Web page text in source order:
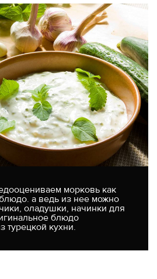
морковь как
а ведь из нее можно
оладушки, начинки для
блюдо
турецкой кухни.